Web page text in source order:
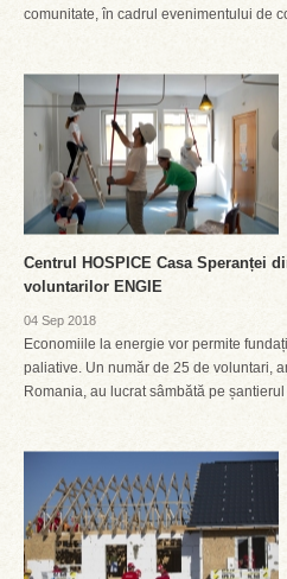
comunitate, în cadrul evenimentului de
Centrul HOSPICE Casa Speranței
voluntarilor ENGIE
04 Sep 2018
Economiile la energie vor permite
paliative. Un număr de 25 de voluntari,
Romania, au lucrat sâmbătă pe